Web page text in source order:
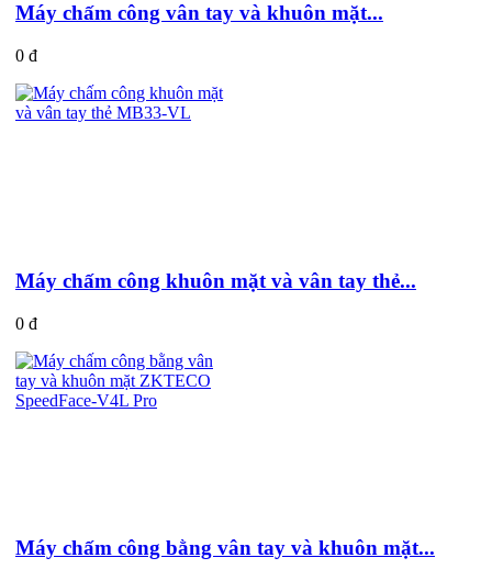
Máy chấm công vân tay và khuôn mặt...
0 đ
Máy chấm công khuôn mặt và vân tay thẻ...
0 đ
Máy chấm công bằng vân tay và khuôn mặt...